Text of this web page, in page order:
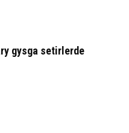
gys­ga se­tir­ler­de